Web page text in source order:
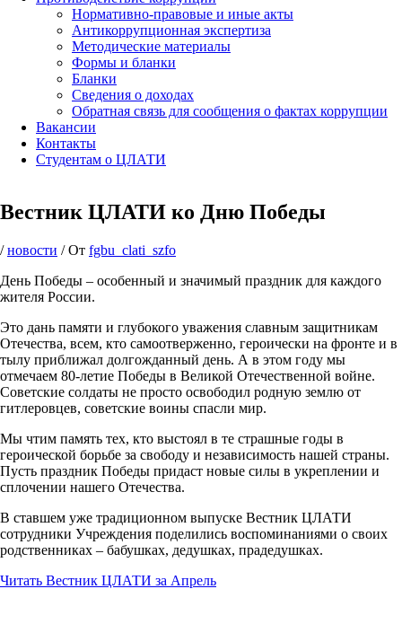
Нормативно-правовые и иные акты
Антикоррупционная экспертиза
Методические материалы
Формы и бланки
Бланки
Сведения о доходах
Обратная связь для сообщения о фактах коррупции
Вакансии
Контакты
Студентам о ЦЛАТИ
Вестник ЦЛАТИ ко Дню Победы
/новости / От fgbu_clati_szfo
День Победы – особенный и значимый праздник для каждого
жителя России.
Это дань памяти и глубокого уважения славным защитникам
Отечества, всем, кто самоотверженно, героически на фронте и в
тылу приближал долгожданный день. А в этом году мы
отмечаем 80-летие Победы в Великой Отечественной войне.
Советские солдаты не просто освободил родную землю от
гитлеровцев, советские воины спасли мир.
Мы чтим память тех, кто выстоял в те страшные годы в
героической борьбе за свободу и независимость нашей страны.
Пусть праздник Победы придаст новые силы в укреплении и
сплочении нашего Отечества.
В ставшем уже традиционном выпуске Вестник ЦЛАТИ
сотрудники Учреждения поделились воспоминаниями о своих
родственниках – бабушках, дедушках, прадедушках.
Читать Вестник ЦЛАТИ за Апрель